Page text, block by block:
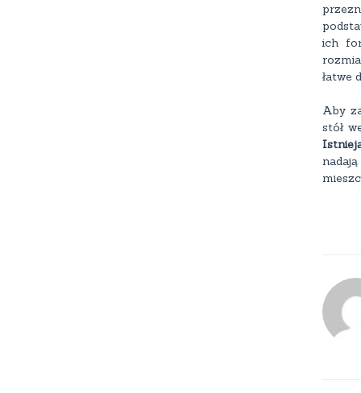
ich
łatwe
Aby
stół